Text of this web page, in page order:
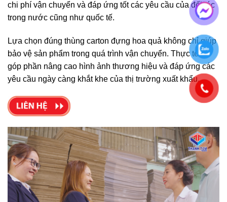
chi phí vận chuyển và đáp ứng tốt các yêu cầu của đối tác
trong nước cũng như quốc tế.
Lựa chọn đúng thùng carton đựng hoa quả không chỉ giúp
bảo vệ sản phẩm trong quá trình vận chuyển. Thực tế sẽ
góp phần nâng cao hình ảnh thương hiệu và đáp ứng các
yêu cầu ngày càng khắt khe của thị trường xuất khẩu.